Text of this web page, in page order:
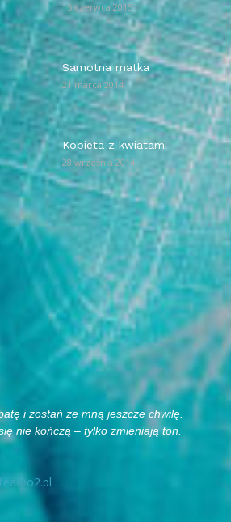
15 czerwca 2015
Samotna matka
21 marca 2014
Kobieta z kwiatami
28 września 2014
i zostań ze mną jeszcze chwilę.
nie kończą – tylko zmieniają ton.